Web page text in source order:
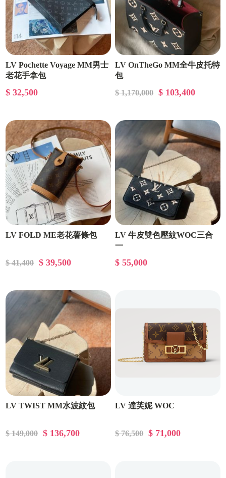
LV Pochette Voyage MM男士
老花手拿包
$ 32,500
LV OnTheGo MM全牛皮托特
包
$ 1,170,000
$ 103,400
LV FOLD ME老花薯條包
$ 41,400 $ 39,500
LV 牛皮雙色壓紋WOC三合
一
$ 55,000
LV TWIST MM水波紋包
$ 149,000 $ 136,700
LV 達芙妮 WOC
$ 76,500 $ 71,000